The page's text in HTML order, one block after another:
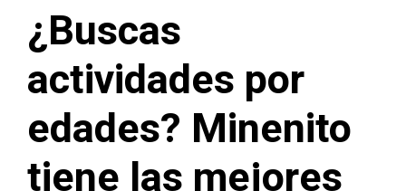
¿Buscas
actividades por
edades? Minenito
tiene las mejores